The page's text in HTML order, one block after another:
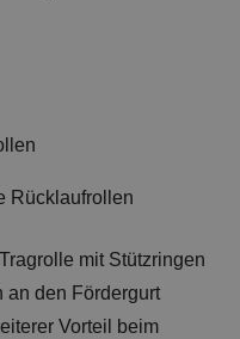
Rücklaufrollen
mit Stützringen
an den Fördergurt
Vorteil beim